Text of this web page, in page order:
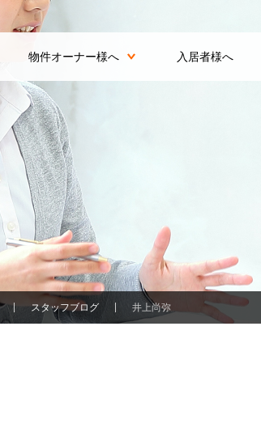
物件オーナー様へ 入居者様へ
スタッフブログ 井上尚弥